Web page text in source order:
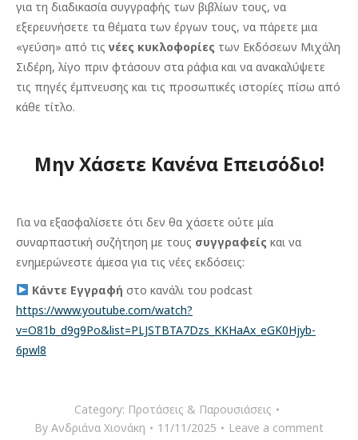
για τη διαδικασία συγγραφής των βιβλίων τους, να
εξερευνήσετε τα θέματα των έργων τους, να πάρετε μια
«γεύση» από τιςνέες κυκλοφορίες των Εκδόσεων Μιχάλη
Σιδέρη, λίγο πριν φτάσουν στα ράφια και να ανακαλύψετε
τις πηγές έμπνευσης και τις προσωπικές ιστορίες πίσω από
κάθε τίτλο.
Μην Χάσετε Κανένα Επεισόδιο!
Για να εξασφαλίσετε ότι δεν θα χάσετε ούτε μία
συναρπαστική συζήτηση με τους συγγραφείς και να
ενημερώνεστε άμεσα για τις νέες εκδόσεις:
Κάντε Εγγραφή στο κανάλι του podcast
https://www.youtube.com/watch?
v=O81b_d9g9Po&list=PLJSTBTA7Dzs_KKHaAx_eGK0Hjyb-
6pwl8
Category: Προτάσεις & Παρουσιάσεις
By Ανδριάνα Χιονάκη 11/11/2025 Leave a comment